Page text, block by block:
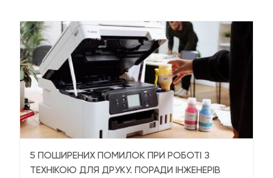
5 ПОШИРЕНИХ ПОМИЛОК ПРИ РОБОТІ З
ТЕХНІКОЮ ДЛЯ ДРУКУ. ПОРАДИ ІНЖЕНЕРІВ